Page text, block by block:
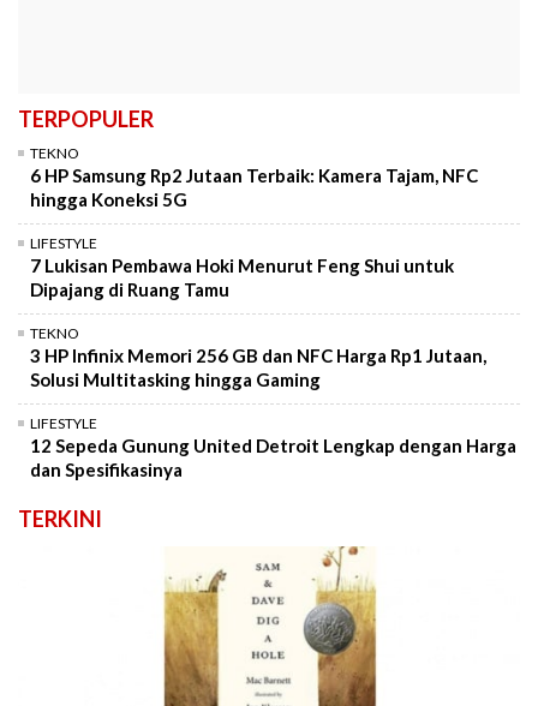
TERPOPULER
TEKNO
6 HP Samsung Rp2 Jutaan Terbaik: Kamera Tajam, NFC
hingga Koneksi 5G
LIFESTYLE
7 Lukisan Pembawa Hoki Menurut Feng Shui untuk
Dipajang di Ruang Tamu
TEKNO
3 HP Infinix Memori 256 GB dan NFC Harga Rp1 Jutaan,
Solusi Multitasking hingga Gaming
LIFESTYLE
12 Sepeda Gunung United Detroit Lengkap dengan Harga
dan Spesifikasinya
TERKINI